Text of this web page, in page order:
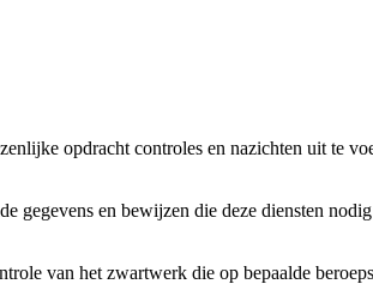
opdracht controles en nazichten uit te
en bewijzen die deze diensten
van het zwartwerk die op bepaalde